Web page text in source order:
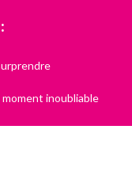
moment inoubliable